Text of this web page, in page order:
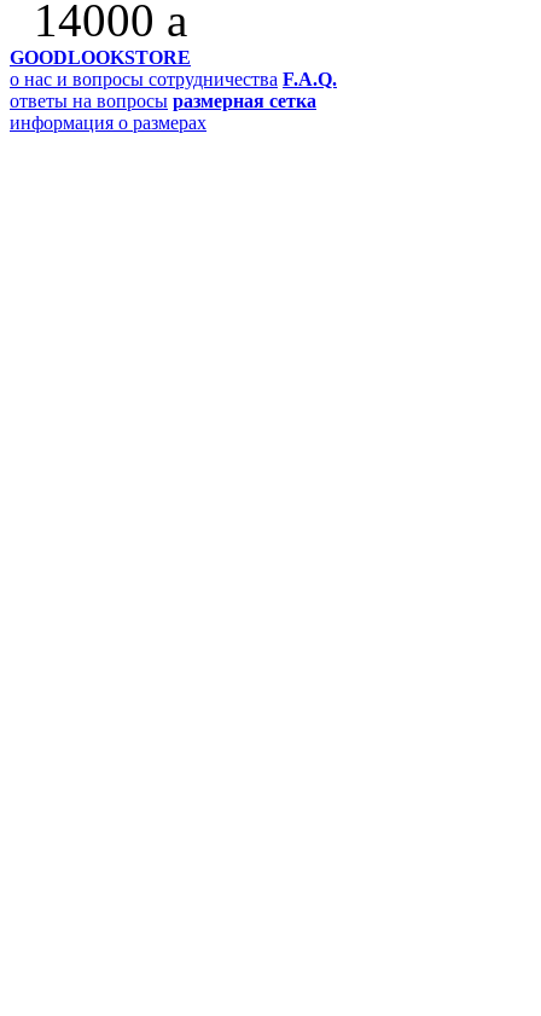
14000 a
GOODLOOKSTORE
о нас и вопросы сотрудничества F.A.Q.
ответы на вопросы размерная сетка
информация о размерах